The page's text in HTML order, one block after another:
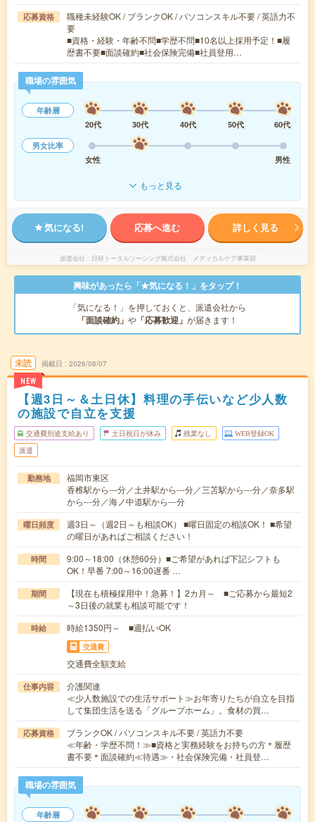
応募資格
職種未経験OK / ブランクOK / パソコンスキル不要 / 英語力不
要
■資格・経験・年齢不問■学歴不問■10名以上採用予定！■履
歴書不要■面談確約■社会保険完備■社員登用…
職場の雰囲気
年齢層
20代
30代 40代 50代
60代
男女比率
女性
男性
もっと見る
気になる! 応募へ進む 詳しく見る
派遣会社 日研トータルソーシング株式会社 メディカルケア事業部
興味があったら「★気になる！」をタップ！
「気になる！」を押しておくと、派遣会社から
「面談確約」 や 「応募歓迎」 が届きます！
未読
NEW
掲載日 2026/08/07
【週3日～＆土日休】料理の手伝いなど少人数
の施設で自立を支援
交通費別途支給あり 土日祝日が休み 残業なし WEB登録OK
派遣
勤務地
福岡市東区
香椎駅から---分／土井駅から---分／三苫駅から---分／奈多駅
から---分／海ノ中道駅から---分
曜日頻度
週3日～（週2日～も相談OK） ■曜日固定の相談OK！ ■希望
の曜日があればご相談ください！
時間
9:00～18:00（休憩60分）■ご希望があれば下記シフトも
OK！早番 7:00～16:00遅番 …
期間
【現在も積極採用中！急募！】2カ月～ ■ご応募から最短2
～3日後の就業も相談可能です！
時給 時給1350円～ ■週払いOK
交通費
交通費全額支給
仕事内容
介護関連
≪少人数施設での生活サポート≫お年寄りたちが自立を目指
して集団生活を送る「グループホーム」。食材の買…
応募資格
ブランクOK / パソコンスキル不要 / 英語力不要
≪年齢・学歴不問！≫■資格と実務経験をお持ちの方＊履歴
書不要＊面談確約≪待遇≫・社会保険完備・社員登…
職場の雰囲気
年齢層